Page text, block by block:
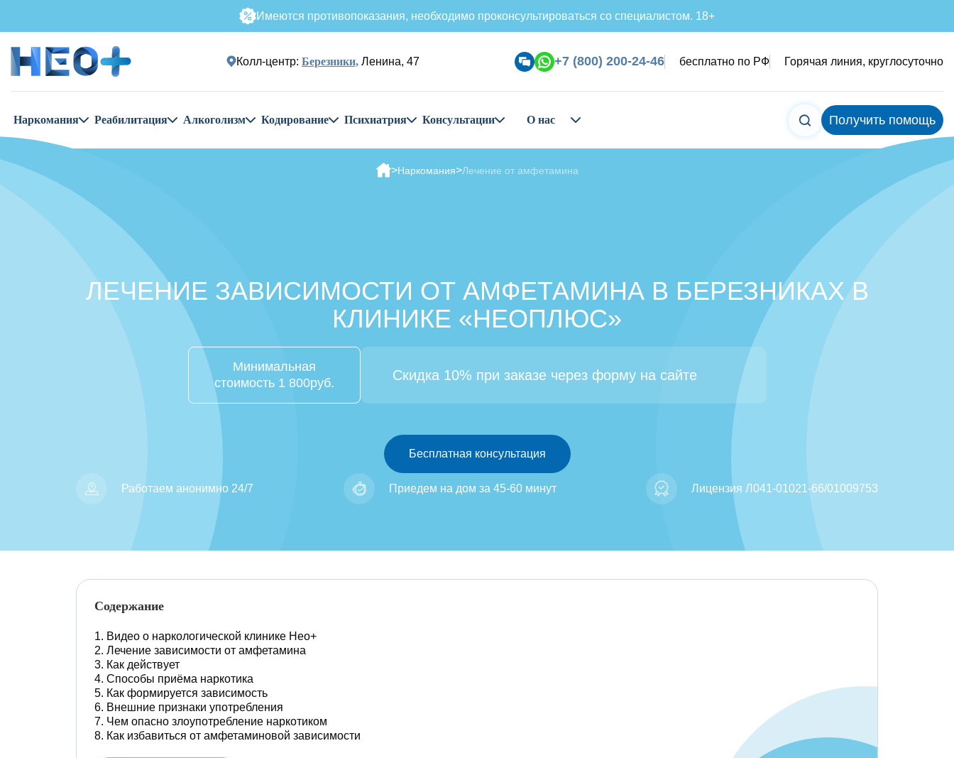
Имеются противопоказания, необходимо проконсультироваться со специалистом. 18+
Колл-центр: Березники, Ленина, 47 +7 (800) 200-24-46 бесплатно по РФ Горячая линия, круглосуточно
Наркомания Реабилитация Алкоголизм Кодирование Психиатрия Консультации О нас Получить помощь
Наркомания Лечение от амфетамина
ЛЕЧЕНИЕ ЗАВИСИМОСТИ ОТ АМФЕТАМИНА В БЕРЕЗНИКАХ В
КЛИНИКЕ «НЕОПЛЮС»
Минимальная
стоимость 1 800руб.
Скидка 10% при заказе через форму на сайте
Бесплатная консультация
Работаем анонимно 24/7 Приедем на дом за 45-60 минут Лицензия Л041-01021-66/01009753
Содержание
Видео о наркологической клинике Нео+
Лечение зависимости от амфетамина
Как действует
Способы приёма наркотика
Как формируется зависимость
Внешние признаки употребления
Чем опасно злоупотребление наркотиком
Как избавиться от амфетаминовой зависимости